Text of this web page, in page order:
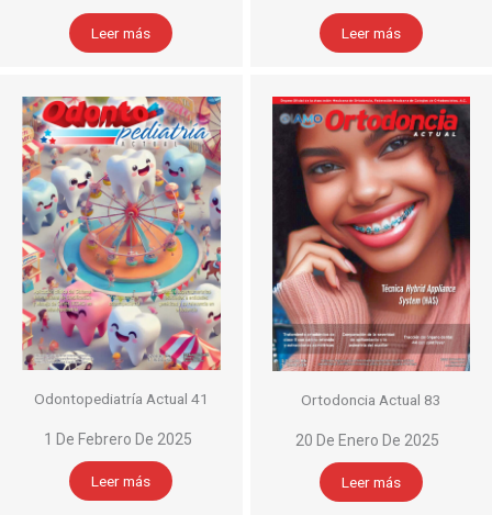
Leer más Leer más
Odontopediatría Actual 41
1 De Febrero De 2025
Leer más
Ortodoncia Actual 83
20 De Enero De 2025
Leer más